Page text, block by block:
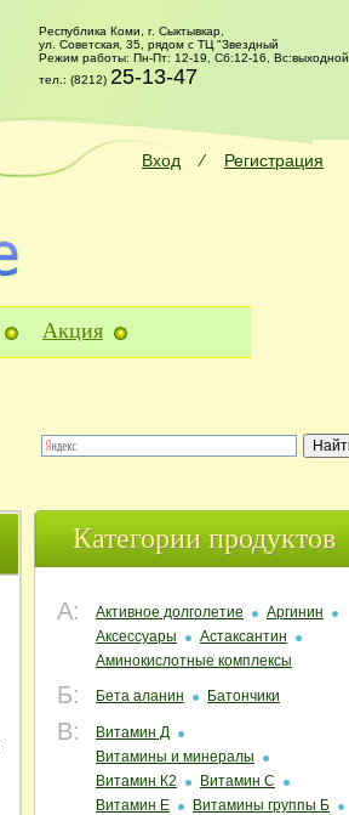
Республика Коми, г. Сыктывкар,
ул. Советская, 35, рядом с ТЦ "Звездный
Режим работы: Пн-Пт: 12-19, Сб:12-16, Вс:выходной
тел.: (8212) 25-13-47
Вход ⁄ Регистрация
Акция
Категории продуктов
А: Активное долголетие
Аргинин
Аксессуары
Астаксантин
Аминокислотные комплексы
Б: Бета аланин Батончики
В:
Витамин Д
Витамины и минералы
Витамин К2
Витамин С
Витамин Е
Витамины группы Б